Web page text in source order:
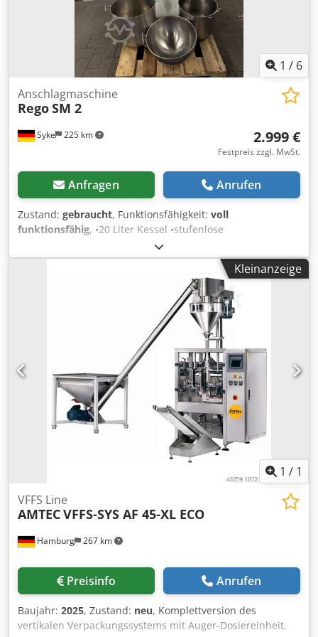
1 / 6
Syke 225 km
Anschlagmaschine
RegoSM 2
2.999 €
Festpreis zzgl. MwSt.
Anfragen Anrufen
Zustand: gebraucht, Funktionsfähigkeit: voll
funktionsfähig, •20 Liter Kessel •stufenlose
Geschwindigkeit (Rechts-/Linkslauf) •Uhr •Leistung ca. 1
kW, 400 V •Drehzahl: 90-800 U/min •Gewicht 180 kg •Maße:
B = 640 T = 615 H = 1380 mm Herstellerangaben: Teig min.
0,5 Liter, max.4 Liter Masse min. 1 kg, max. 16 kg Creme
min. 1 kg, max. 10 kg Zubehör: 1 Kessel 20 Liter, 1 Kessel
25 Liter, 1 Schneeschlagkessel (36), 1 Besen Csdjy Rkf Sjpfx
Ab Usha Technisch überprüft, gereinigt Alle Preise
verstehen sich zuzügl. MWSt., ab Werk Syke. Kurzfristig
lieferbar (Versand möglich gegen Übernahme der Kosten)
Vorkasse bei Bestellung Wir arbeiten ausschließlich gemäß
unseren Allgemeinen Geschäftsbedingungen.
Zwischenverkauf, technische Änderungen und Irrtümer
vorbehalten.
Kleinanzeige
1 / 1
Hamburg 267 km
VFFS Line
AMTECVFFS-SYS AF 45-XL ECO
Preisinfo Anrufen
Baujahr: 2025, Zustand: neu, Komplettversion des
vertikalen Verpackungssystems mit Auger-Dosiereinheit,